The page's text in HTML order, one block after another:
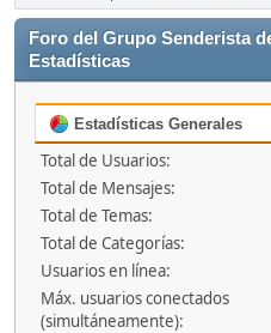
Foro del Grupo Senderista
Estadísticas
Estadísticas Generales
Total de Usuarios:
Total de Mensajes:
Total de Temas:
Total de Categorías:
Usuarios en línea:
Máx. usuarios conectados
(simultáneamente):